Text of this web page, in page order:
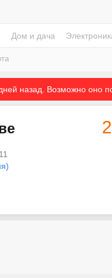
Дом и дача
назад. Возможно оно